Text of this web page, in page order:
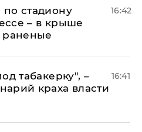
стадиону
– в крыше
раненые
16:42
табакерку", –
краха власти
16:41